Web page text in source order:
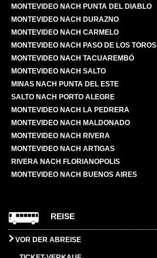
MONTEVIDEO NACH PUNTA DEL DIABLO
MONTEVIDEO NACH DURAZNO
MONTEVIDEO NACH CARMELO
MONTEVIDEO NACH PASO DE LOS TOROS
MONTEVIDEO NACH TACUAREMBÓ
MONTEVIDEO NACH SALTO
MINAS NACH PUNTA DEL ESTE
SALTO NACH PORTO ALEGRE
MONTEVIDEO NACH LA PEDRERA
MONTEVIDEO NACH MALDONADO
MONTEVIDEO NACH RIVERA
MONTEVIDEO NACH ARTIGAS
RIVERA NACH FLORIANOPOLIS
MONTEVIDEO NACH BUENOS AIRES
REISE
VOR DER ABREISE